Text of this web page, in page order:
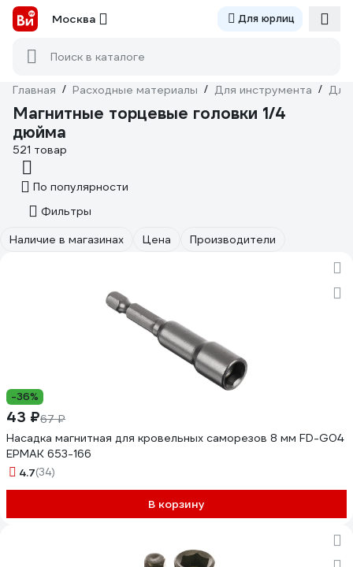
Москва Для юрлиц
Поиск в каталоге
Главная / Расходные материалы / Для инструмента / Для
Магнитные торцевые головки 1/4
дюйма
521 товар
По популярности
Фильтры
Наличие в магазинах
Цена Производители
-36%
43 ₽67 ₽
Насадка магнитная для кровельных саморезов 8 мм FD-G04
ЕРМАК 653-166
4.7(34)
В корзину